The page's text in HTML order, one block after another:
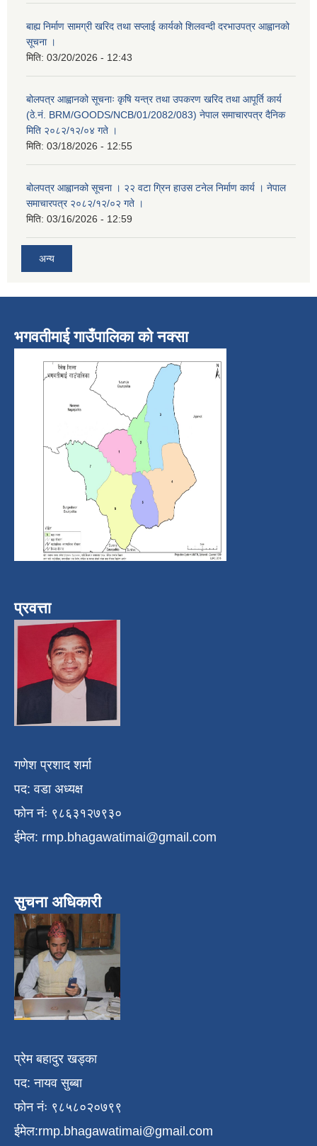
बाह्य निर्माण सामग्री खरिद तथा सप्लाई कार्यको शिलवन्दी दरभाउपत्र आह्वानको
सूचना ।
मिति: 03/20/2026 - 12:43
बोलपत्र आह्वानको सूचनाः कृषि यन्त्र तथा उपकरण खरिद तथा आपूर्ति कार्य
(ठे.नं. BRM/GOODS/NCB/01/2082/083) नेपाल समाचारपत्र दैनिक
मिति २०८२/१२/०४ गते ।
मिति: 03/18/2026 - 12:55
बोलपत्र आह्वानको सूचना । २२ वटा ग्रिन हाउस टनेल निर्माण कार्य । नेपाल
समाचारपत्र २०८२/१२/०२ गते ।
मिति: 03/16/2026 - 12:59
अन्य
भगवतीमाई गाउँपालिका को नक्सा
प्रवत्ता
गणेश प्रशाद शर्मा
पद: वडा अध्यक्ष
फोन नंः ९८६३१२७९३०
ईमेल: rmp.bhagawatimai@gmail.com
सुचना अधिकारी
प्रेम बहादुर खड्का
पद: नायव सुब्बा
फोन नंः ९८५८०२०७९९
ईमेल:rmp.bhagawatimai@gmail.com